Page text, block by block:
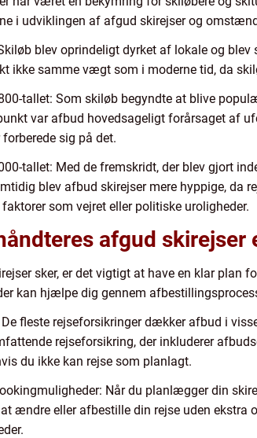
i udviklingen af afgud skirejser og
blev oprindeligt dyrket af lokale og
ikke samme vægt som i moderne tid, da
tallet: Som skiløb begyndte at blive
var afbud hovedsageligt forårsaget af
sig på det.
tallet: Med de fremskridt, der blev gjort
blev afbud skirejser mere hyppige, da
som vejret eller politiske uroligheder.
afgud skirejser
sker, er det vigtigt at have en klar plan
kan hjælpe dig gennem
fleste rejseforsikringer dækker afbud i
rejseforsikring, der inkluderer
du ikke kan rejse som planlagt.
Når du planlægger din
ændre eller afbestille din rejse uden